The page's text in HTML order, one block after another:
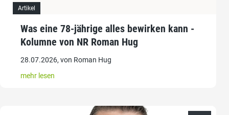
Artikel
Was eine 78-jährige alles bewirken kann -
Kolumne von NR Roman Hug
28.07.2026, von Roman Hug
mehr lesen